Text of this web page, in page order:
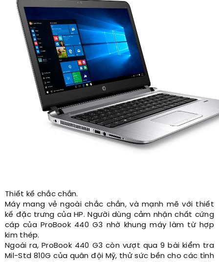
Thiết kế chắc chắn.
Máy mang vẻ ngoài chắc chắn, và mạnh mẽ với thiết
kế đặc trưng của HP. Người dùng cảm nhận chất cứng
cáp của ProBook 440 G3 nhờ khung máy làm từ hợp
kim thép.
Ngoài ra, ProBook 440 G3 còn vượt qua 9 bài kiểm tra
Mil-Std 810G của quân đội Mỹ, thử sức bền cho các tình